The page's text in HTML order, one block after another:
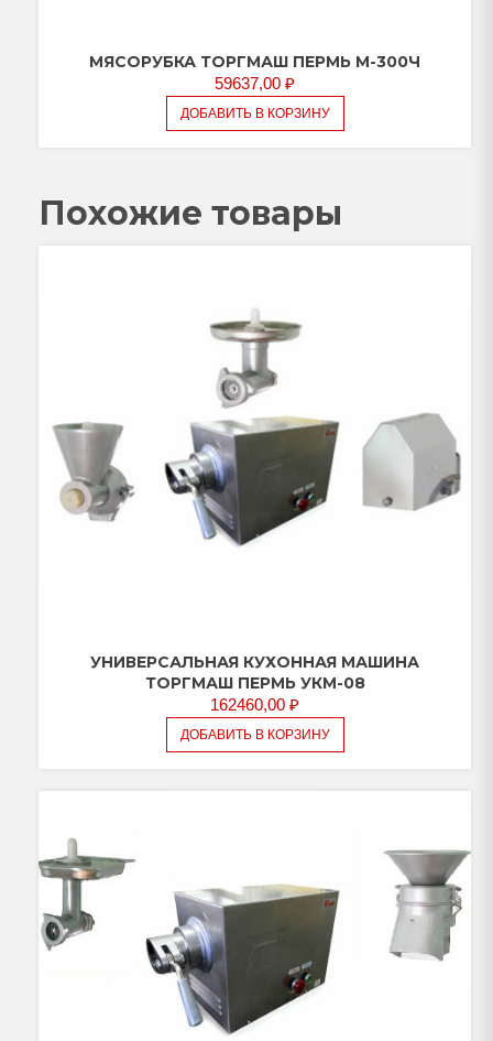
МЯСОРУБКА ТОРГМАШ ПЕРМЬ М-300Ч
59637,00 ₽
ДОБАВИТЬ В КОРЗИНУ
Похожие товары
УНИВЕРСАЛЬНАЯ КУХОННАЯ МАШИНА
ТОРГМАШ ПЕРМЬ УКМ-08
162460,00 ₽
ДОБАВИТЬ В КОРЗИНУ